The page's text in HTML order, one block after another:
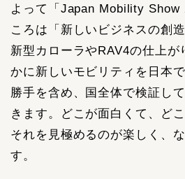
よって「Japan Mobility Show
ころは「新しいビジネスの創
新型カローラやRAV4の仕上が
かに新しいモビリティを日本
勝手を含め、国全体で検証し
きます。どこが面白くて、ど
それを見極めるのが楽しく、
す。